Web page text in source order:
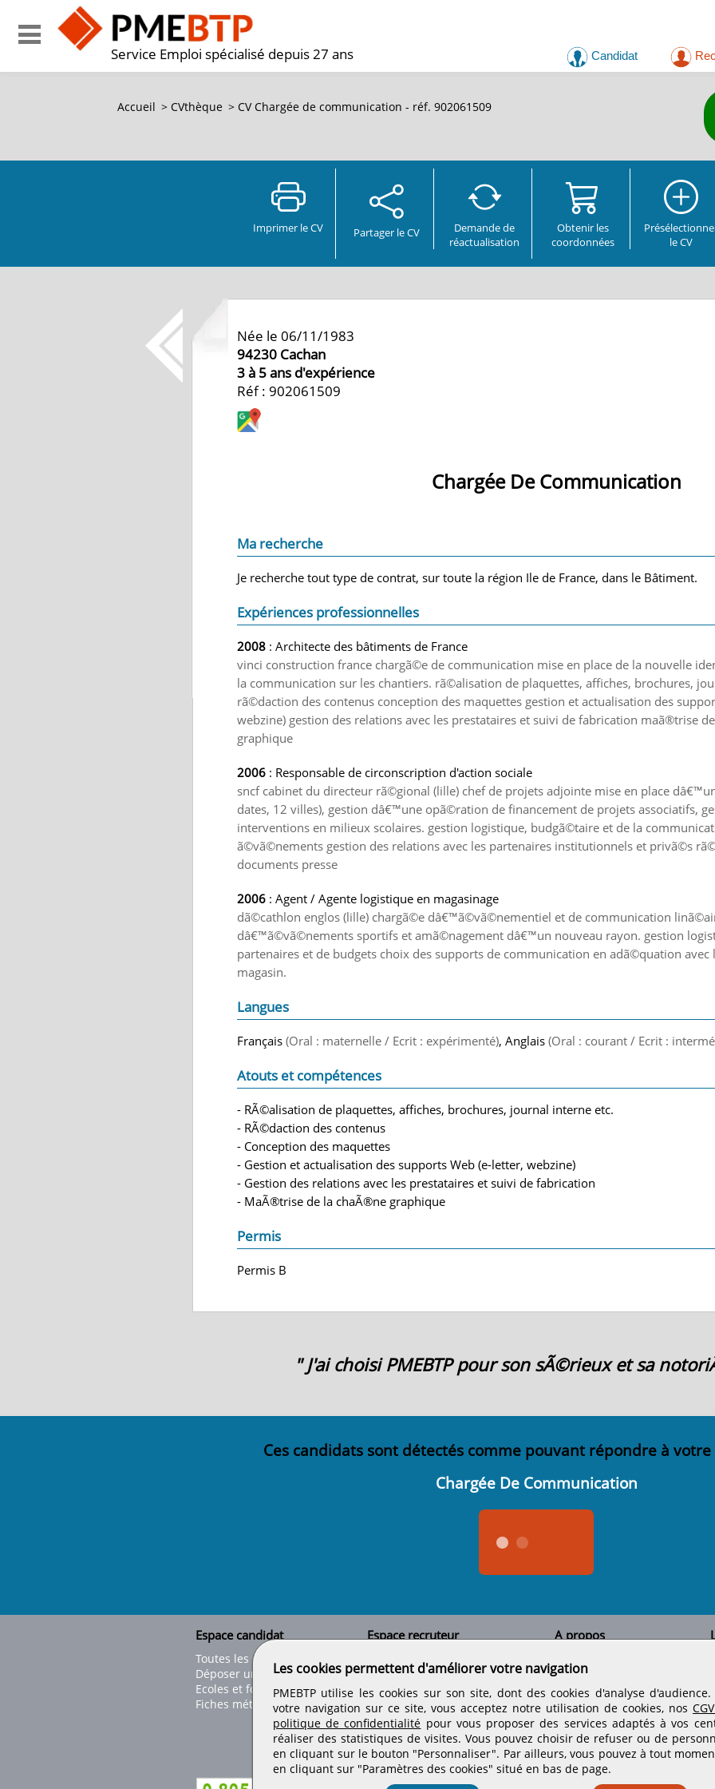
Service Emploi spécialisé depuis 27 ans Candidat
Accueil > CVthèque > CV Chargée de communication - réf. 902061509
Imprimer le CV Partager le CV
Demande de
réactualisation
Obtenir les
coordonnées
le CV
Née le 06/11/1983
94230 Cachan
3 à 5 ans d'expérience
Réf : 902061509
Chargée De Communication
Ma recherche
Je recherche tout type de contrat, sur toute la région Ile de France, dans le Bâtiment.
Expériences professionnelles
2008 : Architecte des bâtiments de France
vinci construction france chargã©e de communication mise en place de la nouvelle
la communication sur les chantiers. rã©alisation de plaquettes, affiches, brochures,
rã©daction des contenus conception des maquettes gestion et actualisation des
webzine) gestion des relations avec les prestataires et suivi de fabrication maã®trise
graphique
2006 : Responsable de circonscription d'action sociale
sncf cabinet du directeur rã©gional (lille) chef de projets adjointe mise en place
dates, 12 villes), gestion dâ€™une opã©ration de financement de projets associatifs,
interventions en milieux scolaires. gestion logistique, budgã©taire et de la
ã©vã©nements gestion des relations avec les partenaires institutionnels et privã©s
documents presse
2006 : Agent / Agente logistique en magasinage
dã©cathlon englos (lille) chargã©e dâ€™ã©vã©nementiel et de communication
dâ€™ã©vã©nements sportifs et amã©nagement dâ€™un nouveau rayon. gestion
partenaires et de budgets choix des supports de communication en adã©quation avec
magasin.
Langues
Français (Oral : maternelle / Ecrit : expérimenté), Anglais (Oral : courant / Ecrit :
Atouts et compétences
- RÃ©alisation de plaquettes, affiches, brochures, journal interne etc.
- RÃ©daction des contenus
- Conception des maquettes
- Gestion et actualisation des supports Web (e-letter, webzine)
- Gestion des relations avec les prestataires et suivi de fabrication
- MaÃ®trise de la chaÃ®ne graphique
Permis
Permis B
" J'ai choisi PMEBTP pour son sÃ©rieux et sa
Ces candidats sont détectés comme pouvant répondre à
Chargée De Communication
Espace candidat
Toutes les offres
Déposer un CV
Ecoles et formations
Fiches métiers
Espace recruteur
Tous les candidats
Déposer une annonce
Déposer une offre de stage
Nos tarifs
A propos
Contactez-nous
Nos partenaires
Informations légales
Conditions générales
Rejoignez nos équipes
Retrouvez-nous sur les réseaux sociaux
Les cookies permettent d'améliorer votre navigation
PMEBTP utilise les cookies sur son site, dont des cookies d'analyse
votre navigation sur ce site, vous acceptez notre utilisation de cookies, nos
politique de confidentialité pour vous proposer des services adaptés à vos
réaliser des statistiques de visites. Vous pouvez choisir de refuser ou de
en cliquant sur le bouton "Personnaliser". Par ailleurs, vous pouvez à tout
en cliquant sur "Paramètres des cookies" situé en bas de page.